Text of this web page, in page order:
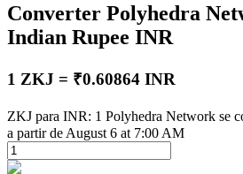
Futuros de USDT
Futuros usando USDT como
Converter Polyhedra
Indian Rupee INR
1 ZKJ = ₹0.60864 INR
ZKJ para INR: 1 Polyhedra Network se
a partir de August 6 at 7:00 AM